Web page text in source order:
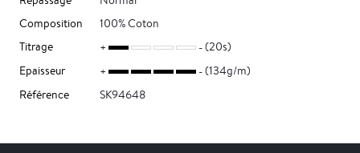
Composition
100% Coton
Titrage
(20s)
Epaisseur
(134g/m)
Référence
SK94648